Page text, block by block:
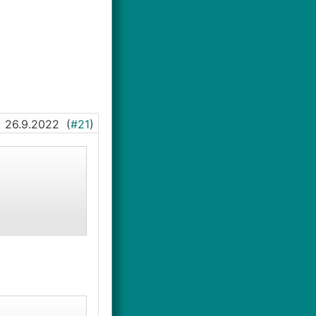
26.9.2022 (#21)